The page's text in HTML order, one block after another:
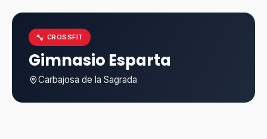
CROSSFIT
Gimnasio Esparta
Carbajosa de la Sagrada